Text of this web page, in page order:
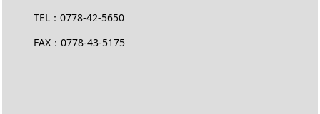
TEL：0778-42-5650
FAX：0778-43-5175